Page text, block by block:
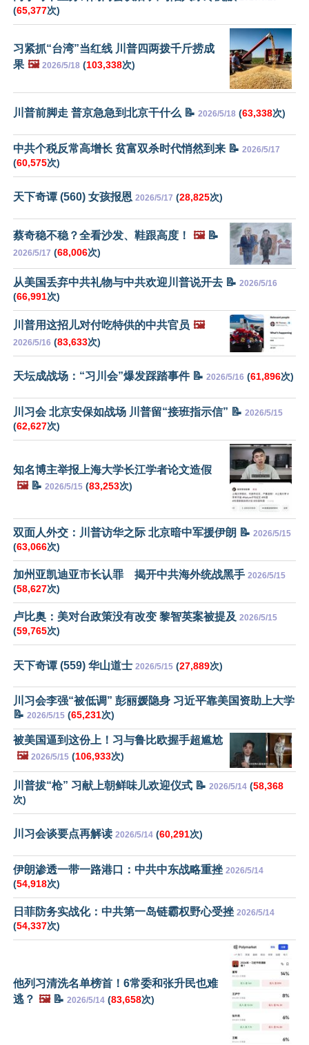
(65,377次)
习紧抓“台湾”当红线 川普四两拨千斤捞成
果 🖼️ 2026/5/18 (103,338次)
川普前脚走 普京急急到北京干什么 📝 2026/5/18 (63,338次)
中共个税反常高增长 贫富双杀时代悄然到来 📝 2026/5/17
(60,575次)
天下奇谭 (560) 女孩报恩 2026/5/17 (28,825次)
蔡奇稳不稳？全看沙发、鞋跟高度！ 🖼️📝
2026/5/17 (68,006次)
从美国丢弃中共礼物与中共欢迎川普说开去 📝 2026/5/16
(66,991次)
川普用这招儿对付吃特供的中共官员 🖼️
2026/5/16 (83,633次)
天坛成战场：“习川会”爆发踩踏事件 📝 2026/5/16 (61,896次)
川习会 北京安保如战场 川普留“接班指示信” 📝 2026/5/15
(62,627次)
知名博主举报上海大学长江学者论文造假
🖼️📝 2026/5/15 (83,253次)
双面人外交：川普访华之际 北京暗中军援伊朗 📝 2026/5/15
(63,066次)
加州亚凯迪亚市长认罪 揭开中共海外统战黑手 2026/5/15
(58,627次)
卢比奥：美对台政策没有改变 黎智英案被提及 2026/5/15
(59,765次)
天下奇谭 (559) 华山道士 2026/5/15 (27,889次)
川习会李强“被低调” 彭丽媛隐身 习近平靠美国资助上大学
📝 2026/5/15 (65,231次)
被美国逼到这份上！习与鲁比欧握手超尴尬
🖼️ 2026/5/15 (106,933次)
川普拔“枪” 习献上朝鲜味儿欢迎仪式 📝 2026/5/14 (58,368
次)
川习会谈要点再解读 2026/5/14 (60,291次)
伊朗渗透一带一路港口：中共中东战略重挫 2026/5/14
(54,918次)
日菲防务实战化：中共第一岛链霸权野心受挫 2026/5/14
(54,337次)
他列习清洗名单榜首！6常委和张升民也难
逃？ 🖼️📝 2026/5/14 (83,658次)